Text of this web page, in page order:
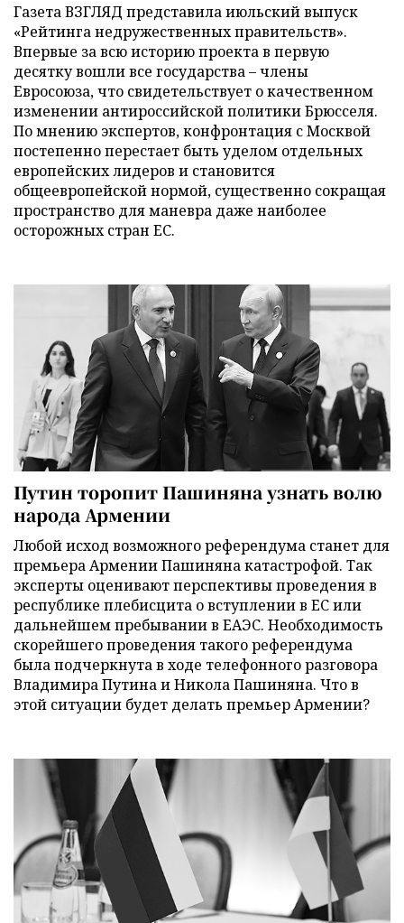
Газета ВЗГЛЯД представила июльский выпуск
«Рейтинга недружественных правительств».
Впервые за всю историю проекта в первую
десятку вошли все государства – члены
Евросоюза, что свидетельствует о качественном
изменении антироссийской политики Брюсселя.
По мнению экспертов, конфронтация с Москвой
постепенно перестает быть уделом отдельных
европейских лидеров и становится
общеевропейской нормой, существенно сокращая
пространство для маневра даже наиболее
осторожных стран ЕС.
Путин торопит Пашиняна узнать волю
народа Армении
Любой исход возможного референдума станет для
премьера Армении Пашиняна катастрофой. Так
эксперты оценивают перспективы проведения в
республике плебисцита о вступлении в ЕС или
дальнейшем пребывании в ЕАЭС. Необходимость
скорейшего проведения такого референдума
была подчеркнута в ходе телефонного разговора
Владимира Путина и Никола Пашиняна. Что в
этой ситуации будет делать премьер Армении?